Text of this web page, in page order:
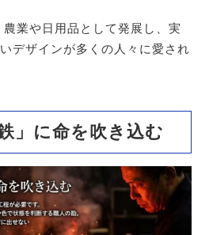
農業や日用品として発展し、実
デザインが多くの人々に愛され
」に命を吹き込む